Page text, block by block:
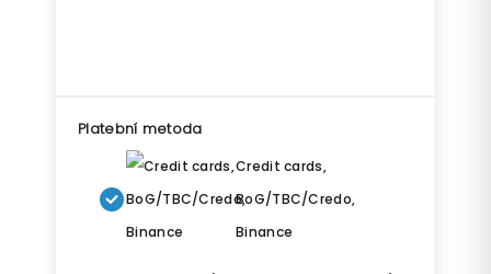
Platební metoda
Credit cards,
BoG/TBC/Credo,
Binance